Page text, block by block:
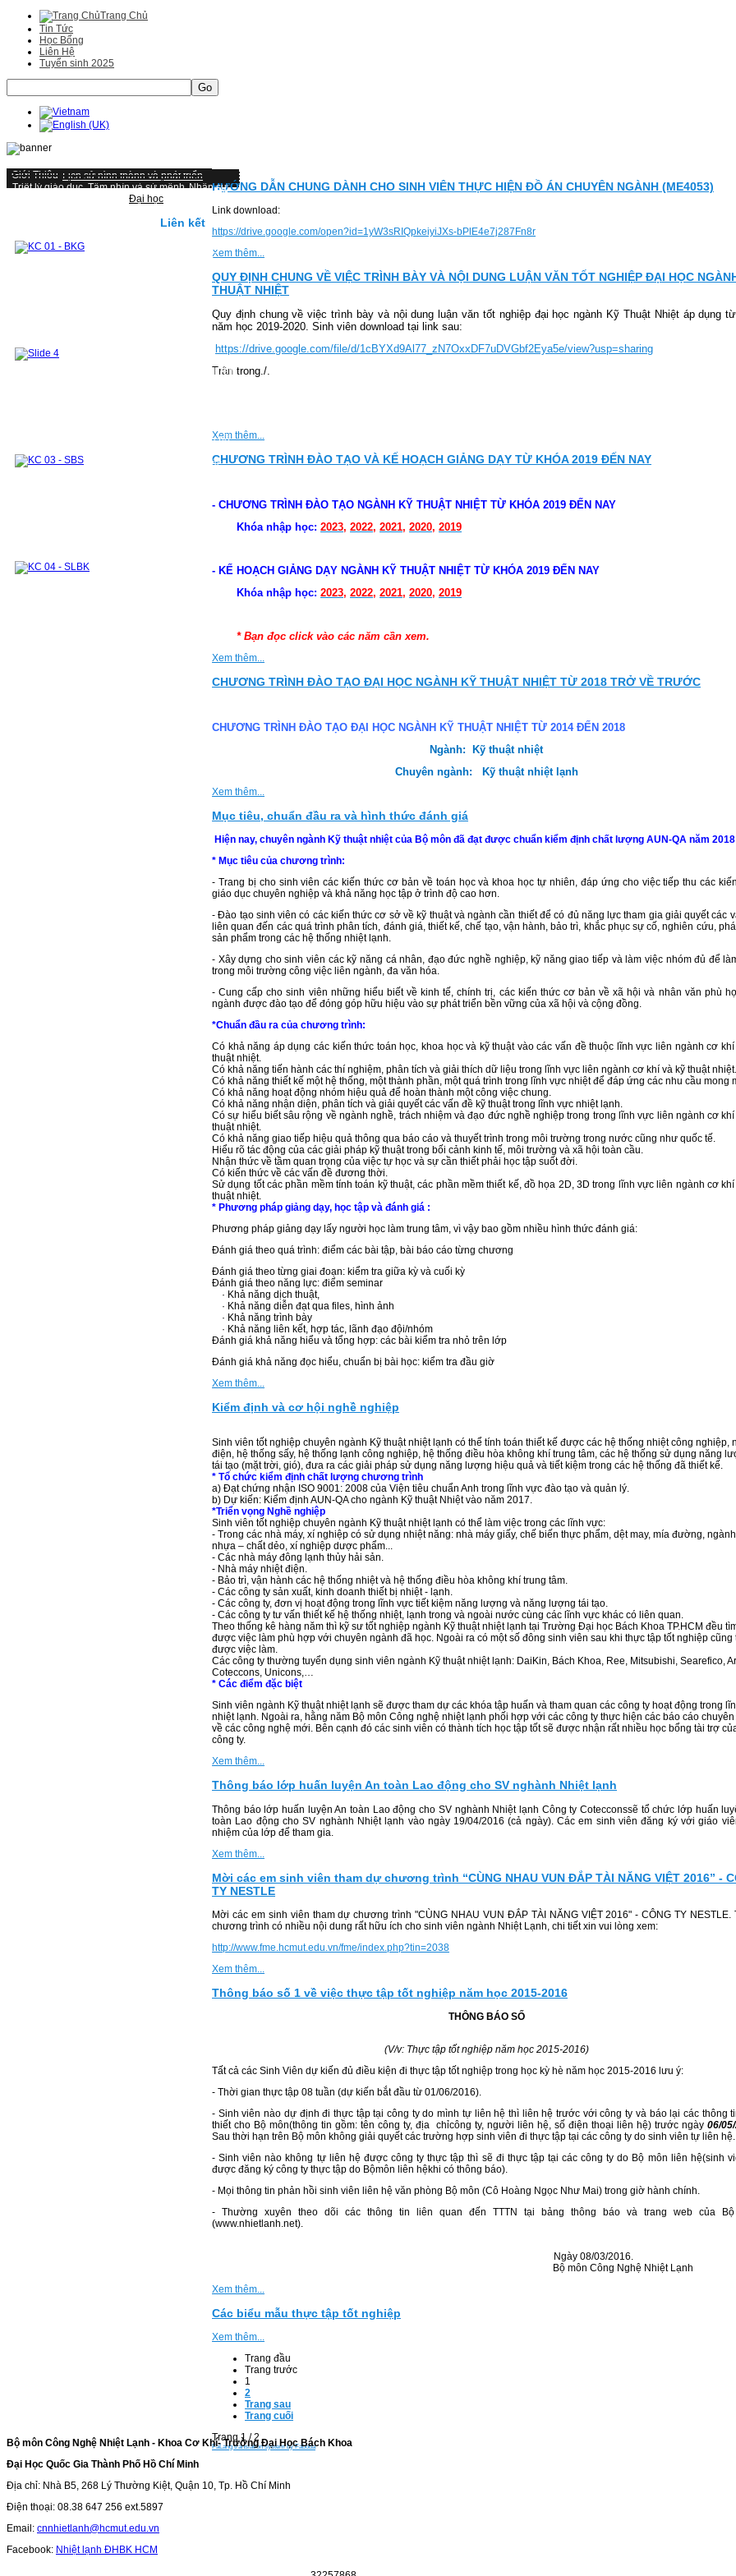
Trang Chủ
Tin Tức
Học Bổng
Liên Hệ
Tuyển sinh 2025
Go
Giới Thiệu Lịch sử hình thành và phát triển
Triết lý giáo duc, Tầm nhìn và sứ mệnh Nhân sự
Đại học
Mục tiêu, chuẩn đầu ra và hình thức đánh giá
CHƯƠNG TRÌNH ĐÀO TẠO TỪ 2019 ĐẾN NAY
CHƯƠNG TRÌNH ĐÀO TẠO 2018 VỀ TRƯỚC
Công bố khoa học
Các khoá đào tạo cho doanh nghiệp
Mục tiêu của phòng thí nghiệm
Hệ thống TB phục vụ nghiên cứu khoa học và hỗ
trợ doanh nghiệp
Hợp Tác Quốc Tế
Đối tác
Liên kết
HƯỚNG DẪN CHUNG DÀNH CHO SINH VIÊN THỰC HIỆN ĐỒ ÁN CHUYÊN NGÀNH (ME4053)
Link download:
https://drive.google.com/open?id=1yW3sRIQpkeiyiJXs-bPlE4e7j287Fn8r
Xem thêm...
QUY ĐỊNH CHUNG VỀ VIỆC TRÌNH BÀY VÀ NỘI DUNG LUẬN VĂN TỐT NGHIỆP ĐẠI HỌC
THUẬT NHIỆT
Quy định chung về việc trình bày và nội dung luận văn tốt nghiệp đại học ngành Kỹ Thuật Nhiệt áp dụng
năm học 2019-2020. Sinh viên download tại link sau:
https://drive.google.com/file/d/1cBYXd9Al77_zN7OxxDF7uDVGbf2Eya5e/view?usp=sharing
Trân trong./.
Xem thêm...
CHƯƠNG TRÌNH ĐÀO TẠO VÀ KẾ HOẠCH GIẢNG DẠY TỪ KHÓA 2019 ĐẾN NAY
- CHƯƠNG TRÌNH ĐÀO TẠO NGÀNH KỸ THUẬT NHIỆT TỪ KHÓA 2019 ĐẾN NAY
Khóa nhập học: 2023, 2022, 2021, 2020, 2019
- KẾ HOẠCH GIẢNG DẠY NGÀNH KỸ THUẬT NHIỆT TỪ KHÓA 2019 ĐẾN NAY
Khóa nhập học: 2023, 2022, 2021, 2020, 2019
* Bạn đọc click vào các năm cần xem.
Xem thêm...
CHƯƠNG TRÌNH ĐÀO TẠO ĐẠI HỌC NGÀNH KỸ THUẬT NHIỆT TỪ 2018 TRỞ VỀ TRƯỚC
CHƯƠNG TRÌNH ĐÀO TẠO ĐẠI HỌC NGÀNH KỸ THUẬT NHIỆT TỪ 2014 ĐẾN 2018
Ngành: Kỹ thuật nhiệt
Chuyên ngành: Kỹ thuật nhiệt lạnh
Xem thêm...
Mục tiêu, chuẩn đầu ra và hình thức đánh giá
Hiện nay, chuyên ngành Kỹ thuật nhiệt của Bộ môn đã đạt được chuẩn kiểm định chất lượng AUN-QA năm 2018
* Mục tiêu của chương trình:
- Trang bị cho sinh viên các kiến thức cơ bản về toán học và khoa học tự nhiên, đáp ứng cho việc tiếp thu các
giáo dục chuyên nghiệp và khả năng học tập ở trình độ cao hơn.
- Đào tạo sinh viên có các kiến thức cơ sở về kỹ thuật và ngành cần thiết để có đủ năng lực tham gia giải quyết các
liên quan đến các quá trình phân tích, đánh giá, thiết kế, chế tạo, vận hành, bảo trì, khắc phục sự cố, nghiên cứu,
sản phẩm trong các hệ thống nhiệt lạnh.
- Xây dựng cho sinh viên các kỹ năng cá nhân, đạo đức nghề nghiệp, kỹ năng giao tiếp và làm việc nhóm đủ để
trong môi trường công việc liên ngành, đa văn hóa.
- Cung cấp cho sinh viên những hiểu biết về kinh tế, chính trị, các kiến thức cơ bản về xã hội và nhân văn phù
ngành được đào tạo để đóng góp hữu hiệu vào sự phát triển bền vững của xã hội và cộng đồng.
*Chuẩn đầu ra của chương trình:
Có khả năng áp dụng các kiến thức toán học, khoa học và kỹ thuật vào các vấn đề thuộc lĩnh vực liên ngành cơ khí
thuật nhiệt.
Có khả năng tiến hành các thí nghiệm, phân tích và giải thích dữ liệu trong lĩnh vực liên ngành cơ khí và kỹ thuật nhiệt.
Có khả năng thiết kế một hệ thống, một thành phần, một quá trình trong lĩnh vực nhiệt để đáp ứng các nhu cầu mong
Có khả năng hoạt động nhóm hiệu quả để hoàn thành một công việc chung.
Có khả năng nhận diện, phân tích và giải quyết các vấn đề kỹ thuật trong lĩnh vực nhiệt lạnh.
Có sự hiểu biết sâu rộng về ngành nghề, trách nhiệm và đạo đức nghề nghiệp trong trong lĩnh vực liên ngành cơ
thuật nhiệt.
Có khả năng giao tiếp hiệu quả thông qua báo cáo và thuyết trình trong môi trường trong nước cũng như quốc tế.
Hiểu rõ tác động của các giải pháp kỹ thuật trong bối cảnh kinh tế, môi trường và xã hội toàn cầu.
Nhận thức về tầm quan trọng của việc tự học và sự cần thiết phải học tập suốt đời.
Có kiến thức về các vấn đề đương thời.
Sử dụng tốt các phần mềm tính toán kỹ thuật, các phần mềm thiết kế, đồ họa 2D, 3D trong lĩnh vực liên ngành cơ
thuật nhiệt.
* Phương pháp giảng dạy, học tập và đánh giá :
Phương pháp giảng dạy lấy người học làm trung tâm, vì vậy bao gồm nhiều hình thức đánh giá:
Đánh giá theo quá trình: điểm các bài tập, bài báo cáo từng chương
Đánh giá theo từng giai đoạn: kiểm tra giữa kỳ và cuối kỳ
Đánh giá theo năng lực: điểm seminar
· Khả năng dịch thuật,
· Khả năng diễn đạt qua files, hình ảnh
· Khả năng trình bày
· Khả năng liên kết, hợp tác, lãnh đạo đội/nhóm
Đánh giá khả năng hiểu và tổng hợp: các bài kiểm tra nhỏ trên lớp
Đánh giá khả năng đọc hiểu, chuẩn bị bài học: kiểm tra đầu giờ
Xem thêm...
Kiểm định và cơ hội nghề nghiệp
Sinh viên tốt nghiệp chuyên ngành Kỹ thuật nhiệt lạnh có thể tính toán thiết kế được các hệ thống nhiệt công nghiệp,
điện, hệ thống sấy, hệ thống lạnh công nghiệp, hệ thống điều hòa không khí trung tâm, các hệ thống sử dụng năng
tái tạo (mặt trời, gió), đưa ra các giải pháp sử dụng năng lượng hiệu quả và tiết kiệm trong các hệ thống đã thiết kế.
* Tổ chức kiểm định chất lượng chương trình
a) Đạt chứng nhận ISO 9001: 2008 của Viện tiêu chuẩn Anh trong lĩnh vực đào tạo và quản lý.
b) Dự kiến: Kiểm định AUN-QA cho ngành Kỹ thuật Nhiệt vào năm 2017.
*Triển vọng Nghề nghiệp
Sinh viên tốt nghiệp chuyên ngành Kỹ thuật nhiệt lạnh có thể làm việc trong các lĩnh vực:
- Trong các nhà máy, xí nghiệp có sử dụng nhiệt năng: nhà máy giấy, chế biến thực phẩm, dệt may, mía đường, ngành
nhựa – chất dẻo, xí nghiệp dược phẩm...
- Các nhà máy đông lạnh thủy hải sản.
- Nhà máy nhiệt điện.
- Bảo trì, vận hành các hệ thống nhiệt và hệ thống điều hòa không khí trung tâm.
- Các công ty sản xuất, kinh doanh thiết bị nhiệt - lạnh.
- Các công ty, đơn vị hoạt động trong lĩnh vực tiết kiệm năng lượng và năng lượng tái tạo.
- Các công ty tư vấn thiết kế hệ thống nhiệt, lạnh trong và ngoài nước cùng các lĩnh vực khác có liên quan.
Theo thống kê hàng năm thì kỹ sư tốt nghiệp ngành Kỹ thuật nhiệt lạnh tại Trường Đại học Bách Khoa TP.HCM đều
được việc làm phù hợp với chuyên ngành đã học. Ngoài ra có một số đông sinh viên sau khi thực tập tốt nghiệp cũng
được việc làm.
Các công ty thường tuyển dụng sinh viên ngành Kỹ thuật nhiệt lạnh: DaiKin, Bách Khoa, Ree, Mitsubishi, Searefico,
Coteccons, Unicons,…
* Các điểm đặc biệt
Sinh viên ngành Kỹ thuật nhiệt lạnh sẽ được tham dự các khóa tập huấn và tham quan các công ty hoạt động trong
nhiệt lạnh. Ngoài ra, hằng năm Bộ môn Công nghệ nhiệt lạnh phối hợp với các công ty thực hiện các báo cáo chuyên
về các công nghệ mới. Bên cạnh đó các sinh viên có thành tích học tập tốt sẽ được nhận rất nhiều học bổng tài trợ
công ty.
Xem thêm...
Thông báo lớp huấn luyện An toàn Lao động cho SV nghành Nhiệt lạnh
Thông báo lớp huấn luyện An toàn Lao động cho SV nghành Nhiệt lạnh Công ty Cotecconssẽ tổ chức lớp huấn
toàn Lao động cho SV nghành Nhiệt lạnh vào ngày 19/04/2016 (cả ngày). Các em sinh viên đăng ký với giáo
nhiệm của lớp để tham gia.
Xem thêm...
Mời các em sinh viên tham dự chương trình “CÙNG NHAU VUN ĐẮP TÀI NĂNG VIỆT 2016” -
TY NESTLE
Mời các em sinh viên tham dự chương trình "CÙNG NHAU VUN ĐẮP TÀI NĂNG VIỆT 2016" - CÔNG TY NESTLE.
chương trình có nhiều nội dung rất hữu ích cho sinh viên ngành Nhiệt Lạnh, chi tiết xin vui lòng xem:
http://www.fme.hcmut.edu.vn/fme/index.php?tin=2038
Xem thêm...
Thông báo số 1 về việc thực tập tốt nghiệp năm học 2015-2016
THÔNG BÁO SỐ
(V/v: Thực tập tốt nghiệp năm học 2015-2016)
Tất cả các Sinh Viên dự kiến đủ điều kiện đi thực tập tốt nghiệp trong học kỳ hè năm học 2015-2016 lưu ý:
- Thời gian thực tập 08 tuần (dự kiến bắt đầu từ 01/06/2016).
- Sinh viên nào dự định đi thực tập tại công ty do mình tự liên hệ thì liên hệ trước với công ty và báo lại các thông
thiết cho Bộ môn(thông tin gồm: tên công ty, địa chỉcông ty, người liên hệ, số điện thoại liên hệ) trước ngày 06/
Sau thời hạn trên Bộ môn không giải quyết các trường hợp sinh viên đi thực tập tại các công ty do sinh viên tự liên hệ.
- Sinh viên nào không tự liên hệ được công ty thực tập thì sẽ đi thực tập tại các công ty do Bộ môn liên hệ(sinh
được đăng ký công ty thực tập do Bộmôn liên hệkhi có thông báo).
- Mọi thông tin phản hồi sinh viên liên hệ văn phòng Bộ môn (Cô Hoàng Ngọc Như Mai) trong giờ hành chính.
- Thường xuyên theo dõi các thông tin liên quan đến TTTN tại bảng thông báo và trang web của Bộ
(www.nhietlanh.net).
Ngày 08/03/2016.
Bộ môn Công Nghệ Nhiệt Lạnh
Xem thêm...
Các biểu mẫu thực tập tốt nghiệp
Xem thêm...
Trang đầu
Trang trước
1
2
Trang sau
Trang cuối
Trang 1 / 2
FaLang translation system by Faboba
Bộ môn Công Nghệ Nhiệt Lạnh - Khoa Cơ Khí- Trường Đại Học Bách Khoa
Đại Học Quốc Gia Thành Phố Hồ Chí Minh
Địa chỉ: Nhà B5, 268 Lý Thường Kiệt, Quận 10, Tp. Hồ Chí Minh
Điện thoại: 08.38 647 256 ext.5897
Email: cnnhietlanh@hcmut.edu.vn
Facebook: Nhiệt lạnh ĐHBK HCM